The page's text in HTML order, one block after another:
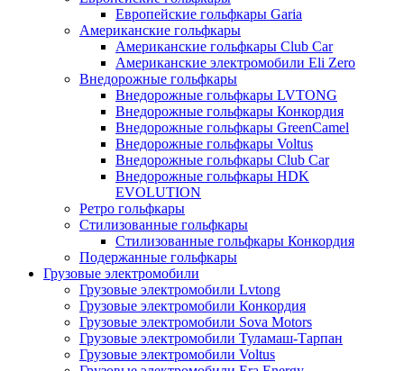
Европейские гольфкары Garia
Американские гольфкары
Американские гольфкары Club Car
Американские электромобили Eli Zero
Внедорожные гольфкары
Внедорожные гольфкары LVTONG
Внедорожные гольфкары Конкордия
Внедорожные гольфкары GreenCamel
Внедорожные гольфкары Voltus
Внедорожные гольфкары Club Car
Внедорожные гольфкары HDK
EVOLUTION
Ретро гольфкары
Стилизованные гольфкары
Стилизованные гольфкары Конкордия
Подержанные гольфкары
Грузовые электромобили
Грузовые электромобили Lvtong
Грузовые электромобили Конкордия
Грузовые электромобили Sova Motors
Грузовые электромобили Туламаш-Тарпан
Грузовые электромобили Voltus